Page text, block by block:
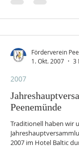
Peenemünde
Traditionell haben wir
2007 im Hotel Baltic
2007
Förderverein
1. Okt. 2007
3